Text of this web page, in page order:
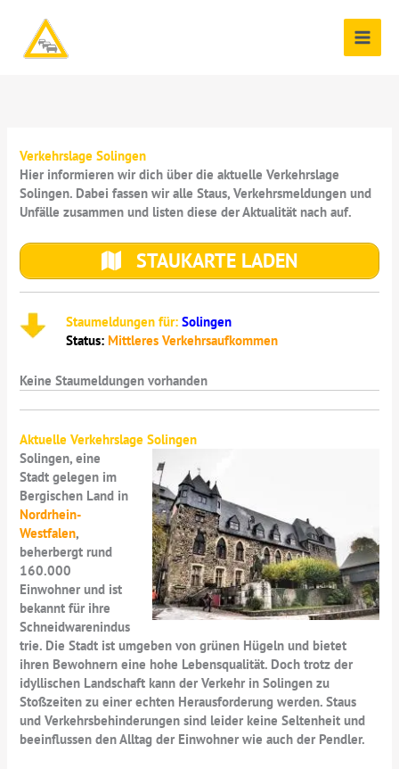
springen
Verkehrslage Solingen
Hier informieren wir dich über die aktuelle Verkehrslage
Solingen. Dabei fassen wir alle Staus, Verkehrsmeldungen und
Unfälle zusammen und listen diese der Aktualität nach auf.
STAUKARTE LADEN
Staumeldungen für:Solingen
Status: Mittleres Verkehrsaufkommen
Keine Staumeldungen vorhanden
Aktuelle Verkehrslage Solingen
Solingen, eine
Stadt gelegen im
Bergischen Land in
Nordrhein-
Westfalen,
beherbergt rund
160.000
Einwohner und ist
bekannt für ihre
Schneidwarenindus
trie. Die Stadt ist umgeben von grünen Hügeln und bietet
ihren Bewohnern eine hohe Lebensqualität. Doch trotz der
idyllischen Landschaft kann der Verkehr in Solingen zu
Stoßzeiten zu einer echten Herausforderung werden. Staus
und Verkehrsbehinderungen sind leider keine Seltenheit und
beeinflussen den Alltag der Einwohner wie auch der Pendler.